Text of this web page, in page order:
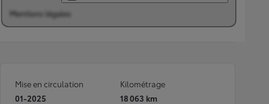
Mentions légales
Mise en circulation
01-2025
Kilométrage
18 063 km